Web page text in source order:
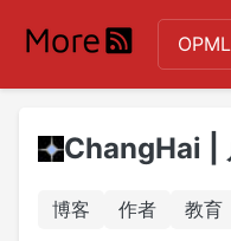
OPML
ChangHai |
博客 作者 教育